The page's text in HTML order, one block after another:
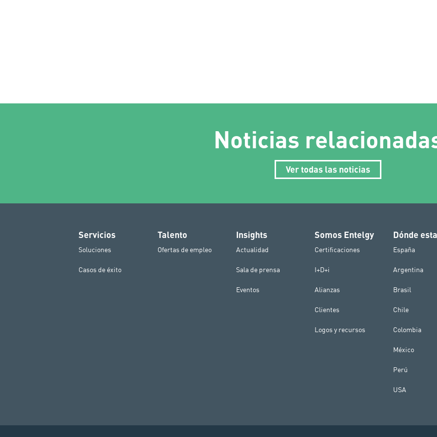
Noticias
Ver todas las noticias
Servicios
Soluciones
Casos de éxito
Talento
Ofertas de empleo
Insights
Actualidad
Sala de prensa
Eventos
Somos Entelgy
Certificaciones
I+D+i
Alianzas
Clientes
Logos y recursos
Dónde
España
Argentina
Brasil
Chile
Colombia
México
Perú
USA